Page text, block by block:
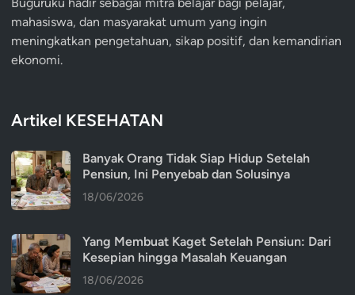
mahasiswa, dan masyarakat umum yang ingin
meningkatkan pengetahuan, sikap positif, dan kemandirian
ekonomi.
Artikel KESEHATAN
Banyak Orang Tidak Siap Hidup Setelah
Pensiun, Ini Penyebab dan Solusinya
18/06/2026
Yang Membuat Kaget Setelah Pensiun: Dari
Kesepian hingga Masalah Keuangan
18/06/2026